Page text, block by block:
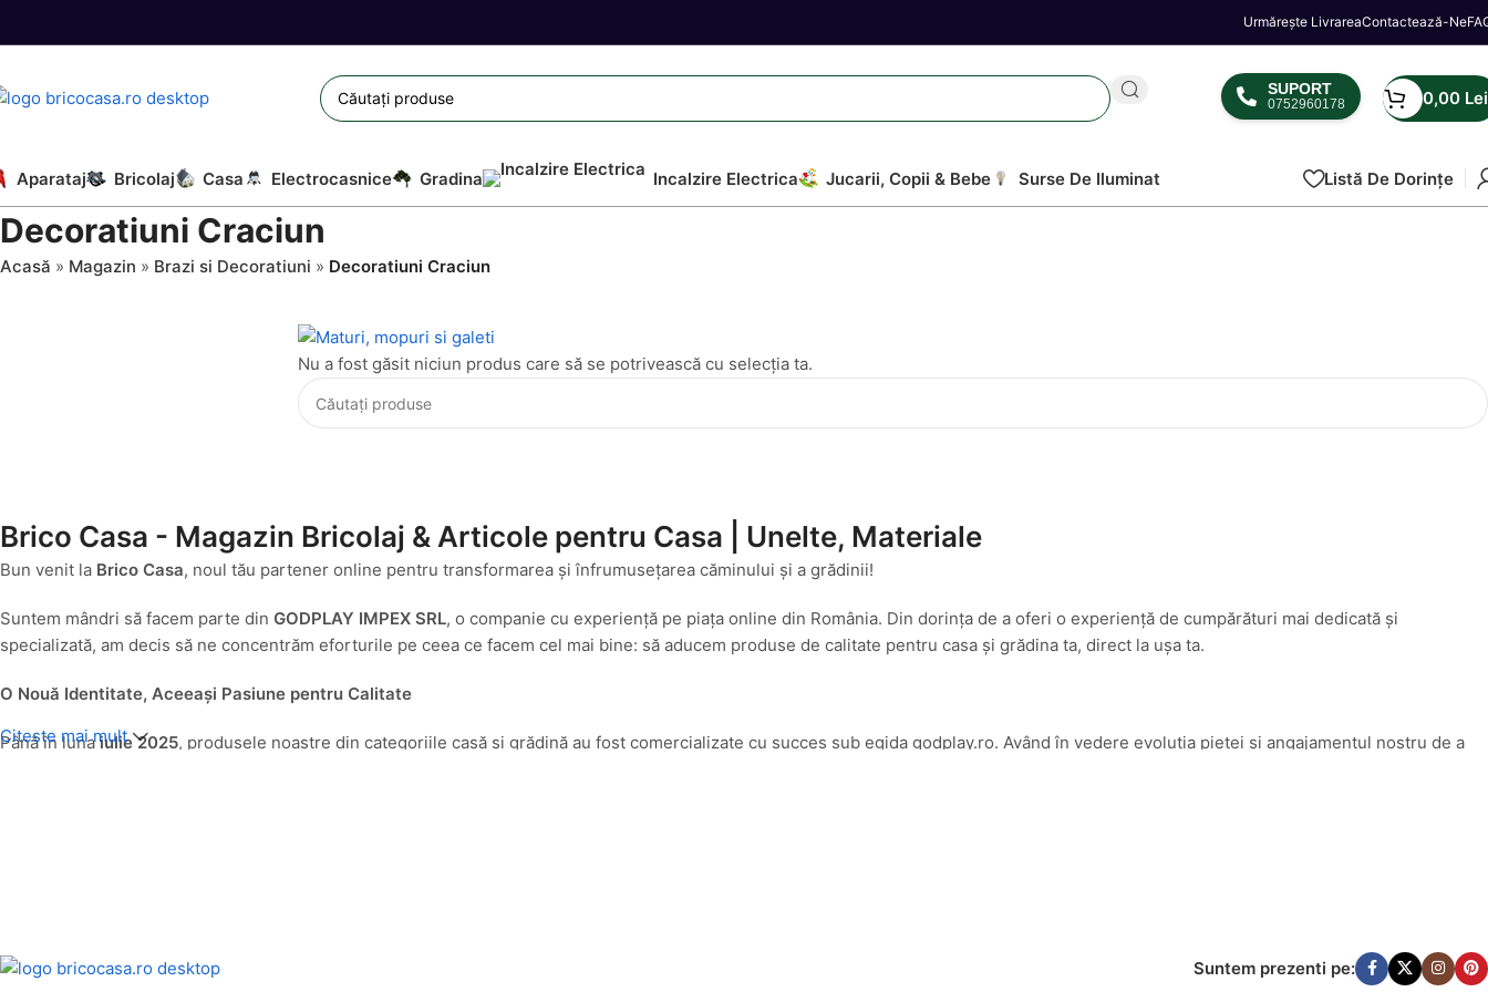
Urmărește LivrareaContactează-Ne
SUPORT
0752960178 0,00 Lei
Aparataj Bricolaj Casa Electrocasnice Gradina Incalzire Electrica Jucarii, Copii & Bebe Surse De Iluminat Listă De Dorințe
Decoratiuni Craciun
Acasă » Magazin » Brazi si Decoratiuni » Decoratiuni Craciun
Nu a fost găsit niciun produs care să se potrivească cu selecția ta.
Brico Casa - Magazin Bricolaj & Articole pentru Casa | Unelte, Materiale
Bun venit la Brico Casa, noul tău partener online pentru transformarea și înfrumusețarea căminului și a grădinii!
Suntem mândri să facem parte din GODPLAY IMPEX SRL, o companie cu experiență pe piața online din România. Din dorința de a oferi o experiență de cumpărături mai dedicată și
specializată, am decis să ne concentrăm eforturile pe ceea ce facem cel mai bine: să aducem produse de calitate pentru casa și grădina ta, direct la ușa ta.
O Nouă Identitate, Aceeași Pasiune pentru Calitate
Până în lunaiulie 2025, produsele noastre din categoriile casă și grădină au fost comercializate cu succes sub egida godplay.ro. Având în vedere evoluția pieței și angajamentul nostru de a
Articole pentru Casă:De la accesorii utile la soluții inteligente de depozitare și decor.
Citeste mai mult
Suntem prezenti pe: